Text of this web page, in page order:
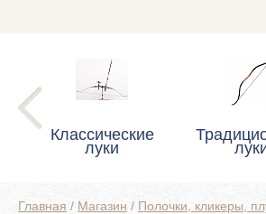
Классические
луки
Главная / Магазин / Полочки, кликеры,